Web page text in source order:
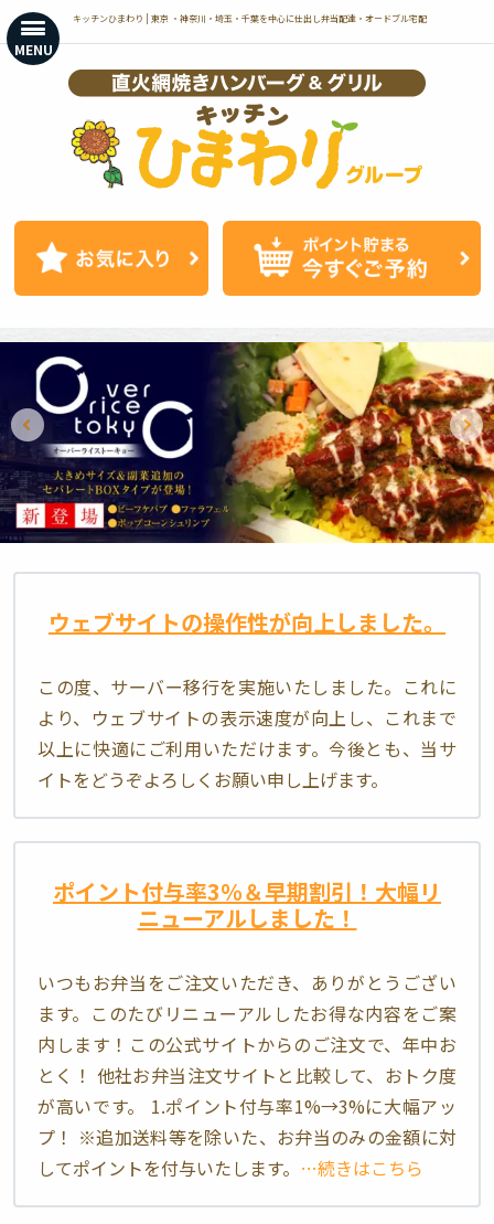
ン
テ
キッチンひまわり | 東京 ・神奈川・埼玉・千葉を中心に仕出し弁当配達・オードブル宅配
MENU
Next
ウェブサイトの操作性が向上しました。
この度、サーバー移行を実施いたしました。これに
より、ウェブサイトの表示速度が向上し、これまで
以上に快適にご利用いただけます。今後とも、当サ
イトをどうぞよろしくお願い申し上げます。
ポイント付与率3％＆早期割引！大幅リ
ニューアルしました！
いつもお弁当をご注文いただき、ありがとうござい
ます。このたびリニューアルしたお得な内容をご案
内します！この公式サイトからのご注文で、年中お
とく！ 他社お弁当注文サイトと比較して、おトク度
が高いです。 1.ポイント付与率1%→3%に大幅アッ
プ！ ※追加送料等を除いた、お弁当のみの金額に対
してポイントを付与いたします。 …続きはこちら